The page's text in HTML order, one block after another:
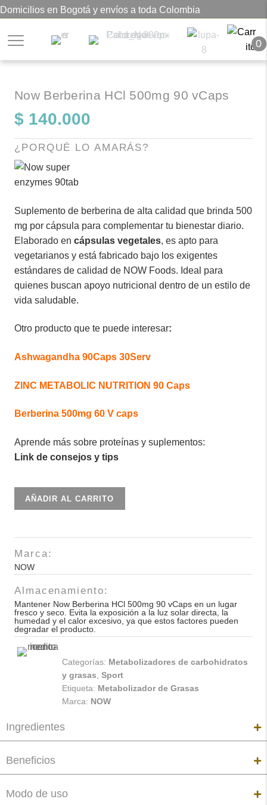
Domicilios en Bogotá y envíos a toda Colombia
0
Now Berberina HCl 500mg 90 vCaps
$ 140.000
¿PORQUÉ LO AMARÁS?
Suplemento de berberina de alta calidad que brinda 500
mg por cápsula para complementar tu bienestar diario.
Elaborado en cápsulas vegetales, es apto para
vegetarianos y está fabricado bajo los exigentes
estándares de calidad de NOW Foods. Ideal para
quienes buscan apoyo nutricional dentro de un estilo de
vida saludable.
Otro producto que te puede interesar:
Ashwagandha 90Caps 30Serv
ZINC METABOLIC NUTRITION 90 Caps
Berberina 500mg 60 V caps
Aprende más sobre proteínas y suplementos:
Link de consejos y tips
Now
Berberina
500mg
90
vCaps
AÑADIR AL CARRITO
Marca:
NOW
Almacenamiento:
Mantener Now Berberina HCl 500mg 90 vCaps en un lugar
fresco y seco. Evita la exposición a la luz solar directa, la
humedad y el calor excesivo, ya que estos factores pueden
degradar el producto.
Categorías: Metabolizadores de carbohidratos
y grasas, Sport
Etiqueta: Metabolizador de Grasas
Marca: NOW
Ingredientes
Beneficios
Modo de uso